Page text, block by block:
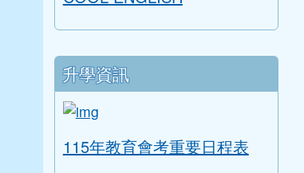
升學資訊
link to https://tyc.entry.edu.tw/
ink to https://tyc.entry.edu.tw/
115年教育會考重要日程表